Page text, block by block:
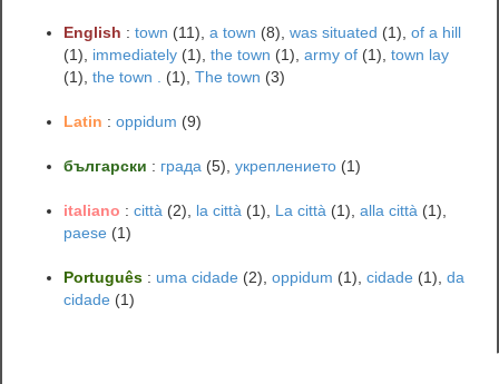
English :town (11),a town (8),was situated (1),of a hill
(1), immediately (1),the town (1),army of (1),town lay
(1),the town . (1),The town (3)
Latin :oppidum (9)
български : града (5),укреплението (1)
italiano :città (2), la città (1), La città (1),alla città (1),
paese (1)
Português : uma cidade (2),oppidum (1),cidade (1),da
cidade (1)